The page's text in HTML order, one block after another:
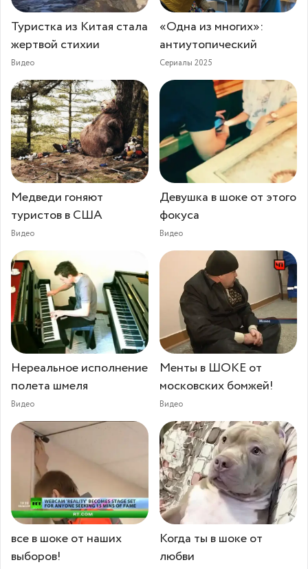
Туристка из Китая стала
жертвой стихии
Видео
«Одна из многих»:
антиутопический
Сериалы 2025
Медведи гоняют
туристов в США
Видео
Девушка в шоке от этого
фокуса
Видео
Нереальное исполнение
полета шмеля
Видео
Менты в ШОКЕ от
московских бомжей!
Видео
все в шоке от наших
выборов!
Когда ты в шоке от
любви